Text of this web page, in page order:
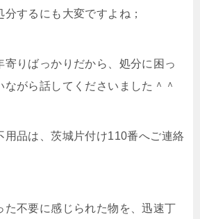
するにも大変ですよね；
寄りばっかりだから、処分に困っ
ながら話してくださいました＾＾
用品は、茨城片付け110番へご連絡
た不要に感じられた物を、迅速丁